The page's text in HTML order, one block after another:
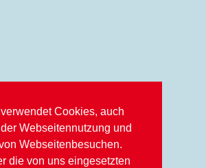
Cookies, auch
Webseitennutzung und
Webseitenbesuchen.
die von uns eingesetzten